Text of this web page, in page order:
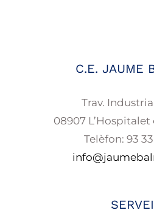
C.E. JAUME
Trav. Industrial
08907
Telèfon: 93